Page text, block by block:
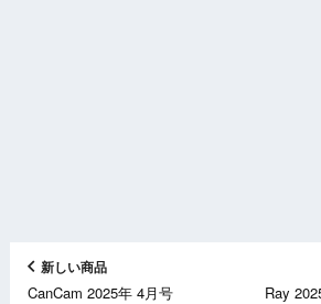
新しい商品
CanCam 2025年 4月号 Ray